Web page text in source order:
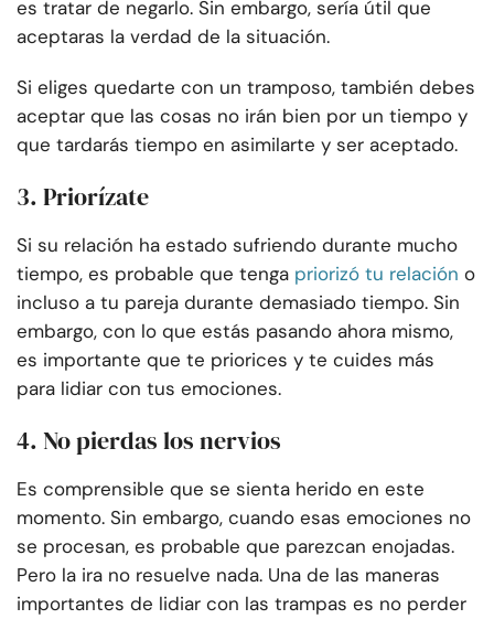
es tratar de negarlo. Sin embargo, sería útil que
aceptaras la verdad de la situación.
Si eliges quedarte con un tramposo, también debes
aceptar que las cosas no irán bien por un tiempo y
que tardarás tiempo en asimilarte y ser aceptado.
3. Priorízate
Si su relación ha estado sufriendo durante mucho
tiempo, es probable que tenga priorizó tu relación o
incluso a tu pareja durante demasiado tiempo. Sin
embargo, con lo que estás pasando ahora mismo,
es importante que te priorices y te cuides más
para lidiar con tus emociones.
4. No pierdas los nervios
Es comprensible que se sienta herido en este
momento. Sin embargo, cuando esas emociones no
se procesan, es probable que parezcan enojadas.
Pero la ira no resuelve nada. Una de las maneras
importantes de lidiar con las trampas es no perder